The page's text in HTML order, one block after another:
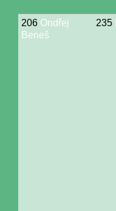
206 Ondřej
Beneš
235